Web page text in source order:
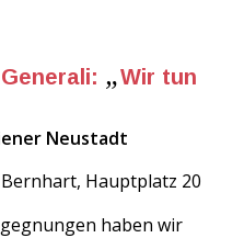
„Wir tun
Neustadt
Hauptplatz 20
haben wir